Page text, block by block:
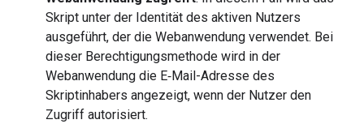
Skript unter der Identität des aktiven Nutzers
ausgeführt, der die Webanwendung verwendet. Bei
dieser Berechtigungsmethode wird in der
Webanwendung die E‑Mail-Adresse des
Skriptinhabers angezeigt, wenn der Nutzer den
Zugriff autorisiert.